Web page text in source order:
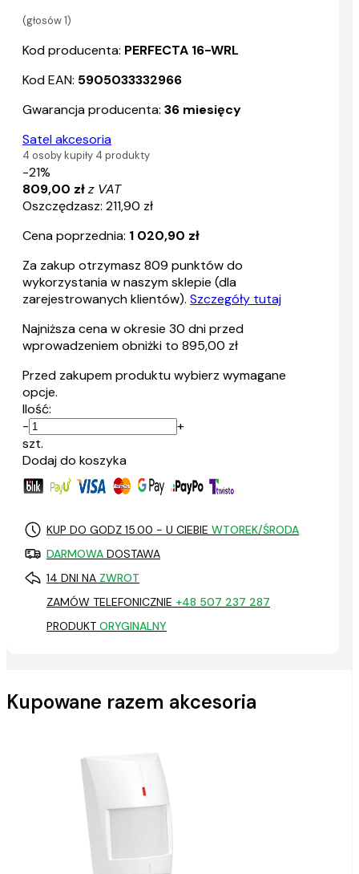
(głosów1)
Kod producenta: PERFECTA 16-WRL
Kod EAN: 5905033332966
Gwarancja producenta: 36 miesięcy
Satel akcesoria
4 osoby kupiły 4 produkty
-21%
809,00 złz VAT
Oszczędzasz: 211,90 zł
Cena poprzednia: 1 020,90 zł
Za zakup otrzymasz 809 punktów do
wykorzystania w naszym sklepie (dla
zarejestrowanych klientów). Szczegóły tutaj
Najniższa cena w okresie 30 dni przed
wprowadzeniem obniżki to 895,00 zł
Przed zakupem produktu wybierz wymagane
opcje.
Ilość:
-
+
szt.
Dodaj do koszyka
KUP DO GODZ 15.00 - U CIEBIE WTOREK/ŚRODA
DARMOWA DOSTAWA
14 DNI NA ZWROT
ZAMÓW TELEFONICZNIE +48 507 237 287
PRODUKT ORYGINALNY
Kupowane razem akcesoria